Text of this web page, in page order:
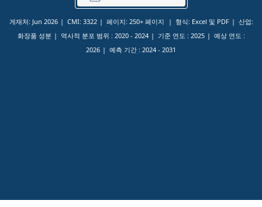
게재처: Jun 2026 CMI: 3322 페이지: 250+ 페이지 형식: Excel 및 PDF
산업:
화장품 성분
역사적 분포 범위 : 2020 - 2024 기준 연도 : 2025
예상 연도 :
2026
예측 기간 : 2024 - 2031